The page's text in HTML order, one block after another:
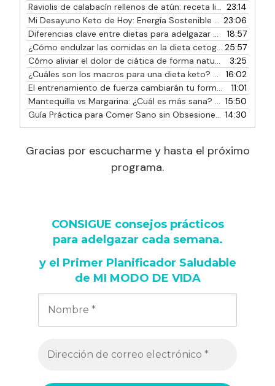
Raviolis de calabacín rellenos de atún: receta ligera y muy fácil 23:14
Mi Desayuno Keto de Hoy: Energía Sostenible y Cómo Variar tu Menú Diario 23:06
Diferencias clave entre dietas para adelgazar y muscular
18:57
¿Cómo endulzar las comidas en la dieta cetogénica? Guía de los mejores endulzantes Keto 25:57
Cómo aliviar el dolor de ciática de forma natural y eficaz
3:25
¿Cuáles son los macros para una dieta keto? — 9 FEBRERO,
16:02
El entrenamiento de fuerza cambiarán tu forma de ver el ejercicio
11:01
Mantequilla vs Margarina: ¿Cuál es más sana? — 19 ENERO,
15:50
Guía Práctica para Comer Sano sin Obsesiones — 12 ENERO,
14:30
Gracias por escucharme y hasta el próximo
programa.
CONSIGUE consejos prácticos
para adelgazar cada semana.
y el Primer Planificador Saludable
de MI MODO DE VIDA